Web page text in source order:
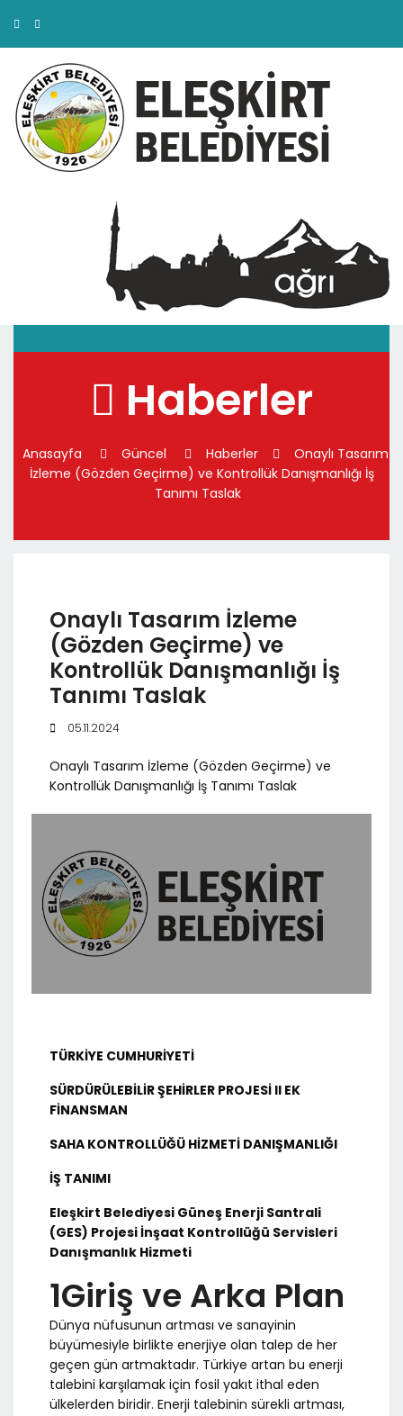
Haberler
Anasayfa Güncel Haberler
Onaylı Tasarım
İzleme (Gözden Geçirme) ve Kontrollük Danışmanlığı İş
Tanımı Taslak
Onaylı Tasarım İzleme
(Gözden Geçirme) ve
Kontrollük Danışmanlığı İş
Tanımı Taslak
05.11.2024
Onaylı Tasarım İzleme (Gözden Geçirme) ve
Kontrollük Danışmanlığı İş Tanımı Taslak
TÜRKİYE CUMHURİYETİ
SÜRDÜRÜLEBİLİR ŞEHİRLER PROJESİ II EK
FİNANSMAN
SAHA KONTROLLÜĞÜ HİZMETİ DANIŞMANLIĞI
İŞ TANIMI
Eleşkirt Belediyesi Güneş Enerji Santrali
(GES) Projesi İnşaat Kontrollüğü Servisleri
Danışmanlık Hizmeti
1Giriş ve Arka Plan
Dünya nüfusunun artması ve sanayinin
büyümesiyle birlikte enerjiye olan talep de her
geçen gün artmaktadır. Türkiye artan bu enerji
talebini karşılamak için fosil yakıt ithal eden
ülkelerden biridir. Enerji talebinin sürekli artması,